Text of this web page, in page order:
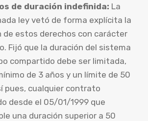
de duración indefinida: La
ley vetó de forma explícita la
de estos derechos con carácter
Fijó que la duración del sistema
compartido debe ser limitada,
de 3 años y un límite de 50
pues, cualquier contrato
desde el 05/01/1999 que
una duración superior a 50